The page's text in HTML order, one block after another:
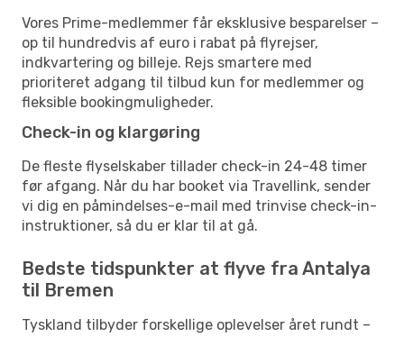
Vores Prime-medlemmer får eksklusive besparelser –
op til hundredvis af euro i rabat på flyrejser,
indkvartering og billeje. Rejs smartere med
prioriteret adgang til tilbud kun for medlemmer og
fleksible bookingmuligheder.
Check-in og klargøring
De fleste flyselskaber tillader check-in 24-48 timer
før afgang. Når du har booket via Travellink, sender
vi dig en påmindelses-e-mail med trinvise check-in-
instruktioner, så du er klar til at gå.
Bedste tidspunkter at flyve fra Antalya
til Bremen
Tyskland tilbyder forskellige oplevelser året rundt –